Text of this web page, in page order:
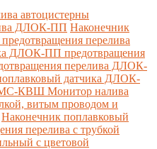
автоцистерны
ДЛОК-ПП Наконечник
перелива
ДЛОК-ПП предотвращения
перелива ДЛОК-
датчика ДЛОК-
КВШ Монитор налива
витым проводом и
Наконечник поплавковый
перелива с трубкой
с цветовой